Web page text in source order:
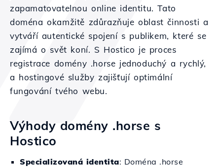
zapamatovatelnou online identitu. Tato
doména okamžitě zdůrazňuje oblast činnosti a
vytváří autentické spojení s publikem, které se
zajímá o svět koní. S Hostico je proces
registrace domény .horse jednoduchý a rychlý,
a hostingové služby zajišťují optimální
fungování tvého webu.
Výhody domény .horse s
Hostico
Specializovaná identita: Doména .horse